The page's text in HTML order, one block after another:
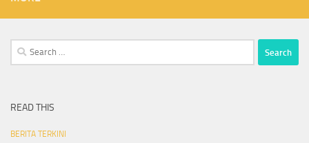
Search
for:
READ THIS
BERITA TERKINI